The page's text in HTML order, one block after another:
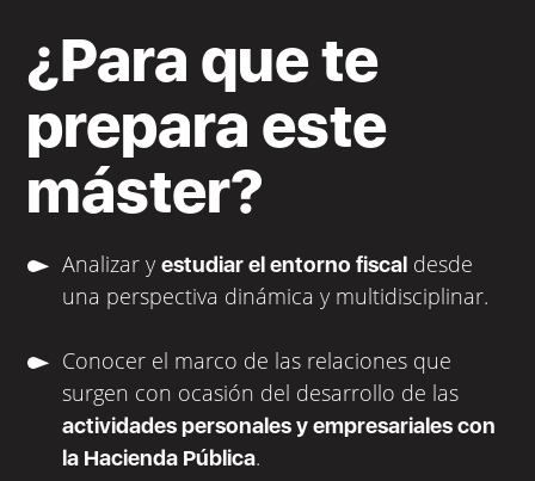
¿Para que te
prepara este
máster?
Analizar yestudiar el entorno fiscal desde
una perspectiva dinámica y multidisciplinar.
Conocer el marco de las relaciones que
surgen con ocasión del desarrollo de las
actividades personales y empresariales con
la Hacienda Pública.